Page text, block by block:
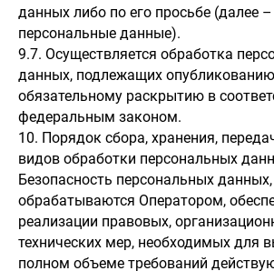
данных либо по его просьбе (далее
персональные данные).
9.7. Осуществляется обработка
данных, подлежащих
обязательному раскрытию в
федеральным законом.
10. Порядок сбора, хранения,
видов обработки персональных
Безопасность персональных
обрабатываются Оператором,
реализации правовых,
технических мер, необходимых для
полном объеме требований